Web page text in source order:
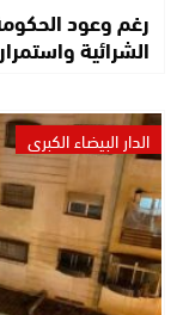
رغم وعود
الشرائية
الدار البيضاء الكبرى